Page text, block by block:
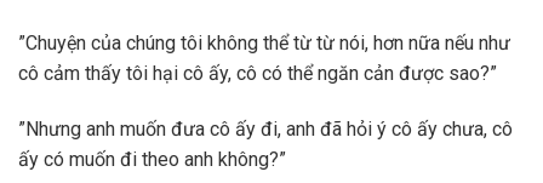
”Chuyện của chúng tôi không thể từ từ nói, hơn nữa nếu như
cô cảm thấy tôi hại cô ấy, cô có thể ngăn cản được sao?”
”Nhưng anh muốn đưa cô ấy đi, anh đã hỏi ý cô ấy chưa, cô
ấy có muốn đi theo anh không?”